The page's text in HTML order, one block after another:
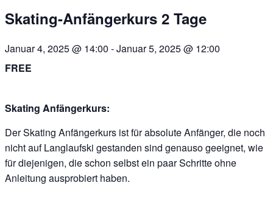
Skating-Anfängerkurs 2 Tage
Januar 4, 2025 @ 14:00 -Januar 5, 2025 @ 12:00
FREE
Skating Anfängerkurs:
Der Skating Anfängerkurs ist für absolute Anfänger, die noch
nicht auf Langlaufski gestanden sind genauso geeignet, wie
für diejenigen, die schon selbst ein paar Schritte ohne
Anleitung ausprobiert haben.